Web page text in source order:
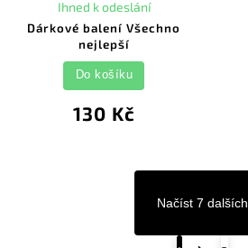
Dárkové balení Všechno
nejlepší
Ihned k odeslání
130 Kč
Do košíku
Načíst 7 dalších